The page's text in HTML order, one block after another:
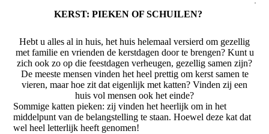
KERST: PIEKEN OF SCHUILEN?
Hebt u alles al in huis, het huis helemaal versierd om gezellig
met familie en vrienden de kerstdagen door te brengen? Kunt u
zich ook zo op die feestdagen verheugen, gezellig samen zijn?
De meeste mensen vinden het heel prettig om kerst samen te
vieren, maar hoe zit dat eigenlijk met katten? Vinden zij een
huis vol mensen ook het einde?
Sommige katten pieken: zij vinden het heerlijk om in het
middelpunt van de belangstelling te staan. Hoewel deze kat dat
wel heel letterlijk heeft genomen!